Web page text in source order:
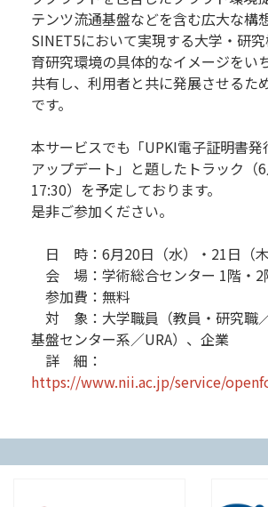
テンツ流通基盤などを含む広大な構想
SINET5において実現する大学・研
育研究環境の具体的なイメージをい
共有し、利用者と共に発展させるた
です。
本サービスでも「UPKI電子証明書
アップデート」と題したトラック（
17:30）を予定しております。
是非ご参加ください。
日 時：6月20日（水）・21日（木
会 場：学術総合センター 1階・2
参加費：無料
対 象：大学職員（教員・研究職
基盤センター系／URA）、企業
詳 細：
https://www.nii.ac.jp/service/